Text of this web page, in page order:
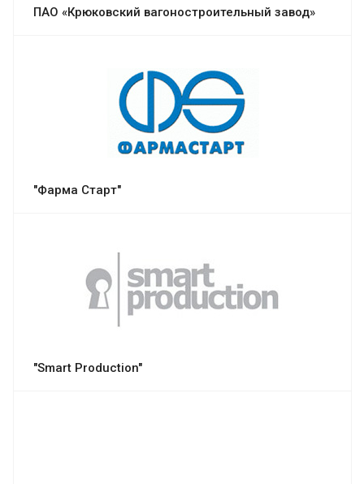
ПАО «Крюковский вагоностроительный завод»
"Фарма Старт"
"Smart Production"